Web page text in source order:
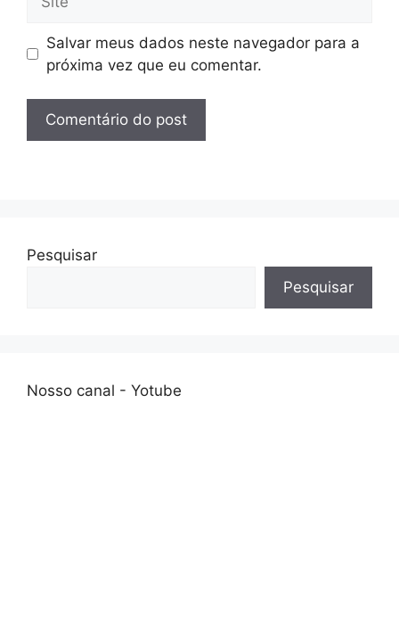
Salvar meus dados neste navegador para a
próxima vez que eu comentar.
Pesquisar
Pesquisar
Nosso canal - Yotube